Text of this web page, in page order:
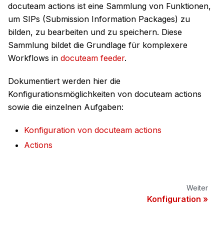
docuteam actions ist eine Sammlung von Funktionen,
um SIPs (Submission Information Packages) zu
bilden, zu bearbeiten und zu speichern. Diese
Sammlung bildet die Grundlage für komplexere
Workflows in docuteam feeder.
Dokumentiert werden hier die
Konfigurationsmöglichkeiten von docuteam actions
sowie die einzelnen Aufgaben:
Konfiguration von docuteam actions
Actions
Weiter
Konfiguration